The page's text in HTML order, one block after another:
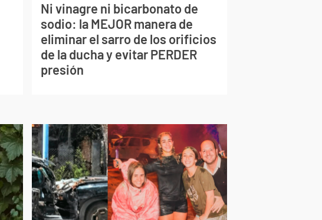
Ni vinagre ni bicarbonato de
sodio: la MEJOR manera de
eliminar el sarro de los orificios
de la ducha y evitar PERDER
presión